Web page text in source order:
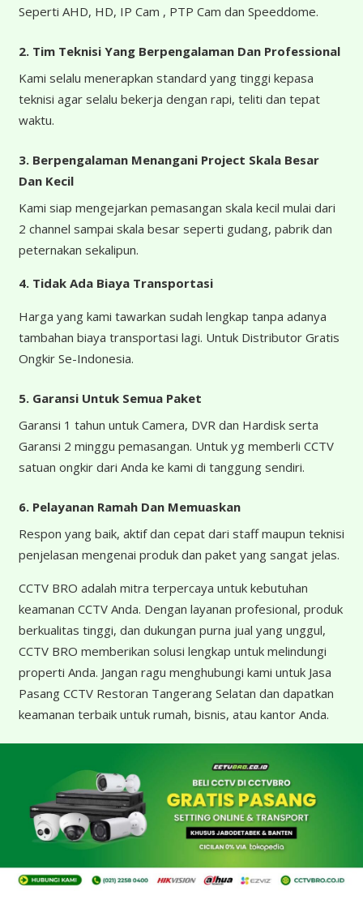
Seperti AHD, HD, IP Cam , PTP Cam dan Speeddome.
2. Tim Teknisi Yang Berpengalaman Dan Professional
Kami selalu menerapkan standard yang tinggi kepasa
teknisi agar selalu bekerja dengan rapi, teliti dan tepat
waktu.
3. Berpengalaman Menangani Project Skala Besar
Dan Kecil
Kami siap mengejarkan pemasangan skala kecil mulai dari
2 channel sampai skala besar seperti gudang, pabrik dan
peternakan sekalipun.
4. Tidak Ada Biaya Transportasi
Harga yang kami tawarkan sudah lengkap tanpa adanya
tambahan biaya transportasi lagi. Untuk Distributor Gratis
Ongkir Se-Indonesia.
5. Garansi Untuk Semua Paket
Garansi 1 tahun untuk Camera, DVR dan Hardisk serta
Garansi 2 minggu pemasangan. Untuk yg memberli CCTV
satuan ongkir dari Anda ke kami di tanggung sendiri.
6. Pelayanan Ramah Dan Memuaskan
Respon yang baik, aktif dan cepat dari staff maupun teknisi
penjelasan mengenai produk dan paket yang sangat jelas.
CCTV BRO adalah mitra terpercaya untuk kebutuhan
keamanan CCTV Anda. Dengan layanan profesional, produk
berkualitas tinggi, dan dukungan purna jual yang unggul,
CCTV BRO memberikan solusi lengkap untuk melindungi
properti Anda. Jangan ragu menghubungi kami untuk Jasa
Pasang CCTV Restoran Tangerang Selatan dan dapatkan
keamanan terbaik untuk rumah, bisnis, atau kantor Anda.